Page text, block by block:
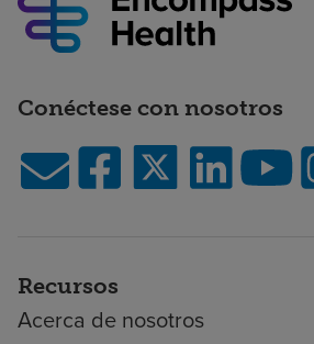
Conéctese con nosotros
Recursos
Acerca de nosotros